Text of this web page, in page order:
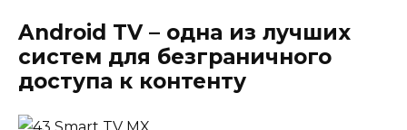
Android TV – одна из лучших
систем для безграничного
доступа к контенту